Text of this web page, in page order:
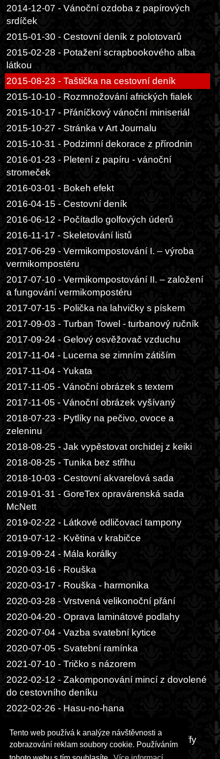
Tento web používá k analýze návštěvnosti a
zobrazování reklam soubory cookie. Používáním
2014-12-07 - Vánoční ozdoba z papírových
srdíček
2015-01-30 - Cestovní deník z polotovarů
2015-02-28 - Potažení scrapbookového alba
látkou
2015-08-23 - Taštička na cestovní deník
2015-10-10 - Rozmnožování afrických fialek
2015-10-17 - Přáníčkový vánoční miniseriál
2015-10-27 - Stránka v Art Journalu
2015-10-31 - Podzimní dekorace z přírodnin
2016-01-23 - Pletení z papíru - vánoční
stromeček
2016-03-01 - Bokeh efekt
2016-04-15 - Cestovní deník
2016-06-12 - Počítadlo golfových úderů
2016-11-17 - Skeletování listů
2017-06-29 - Vermikompostování I. – výroba
vermikompostéru
2017-07-10 - Vermikompostování II. – založení
a fungování vermikompostéru
2017-07-15 - Polička na lahvičky s pískem
2017-09-03 - Turban Towel - turbanový ručník
2017-09-24 - Gelový osvěžovač vzduchu
2017-11-04 - Lucerna se zimním zátiším
2017-11-04 - Yukata
2017-11-05 - Vánoční obrázek s textem
2017-11-05 - Vánoční obrázek vyšívaný
2018-07-23 - Pytlíky na pečivo, ovoce a
zeleninu
2018-08-25 - Jak vypěstovat orchidej z keiki
2018-08-25 - Tunika bez střihu
2018-10-03 - Cestovní akvarelová sada
2019-01-31 - GoreTex opravárenská sada
McNett
2019-02-22 - Látkové odličovací tampony
2019-07-12 - Květina v krabičce
2019-09-24 - Mála korálky
2020-03-16 - Rouška
2020-03-17 - Rouška - harmonika
2020-03-28 - Vrstvená velikonoční přání
2020-04-20 - Oprava laminátové podlahy
2020-07-04 - Vazba svatební kytice
2020-07-05 - Svatební ramínka
2021-07-10 - Tričko s názorem
2022-02-12 - Zakomponování mincí z dovolené
do cestovního deníku
2022-02-26 - Hasu-no-hana
2022-09-03 - Tunelová šála z vlny Alize Puffy
2024-09-11 - Vypěstování manga z pecky